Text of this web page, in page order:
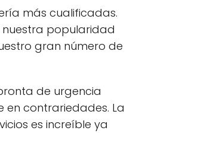
más cualificadas.
popularidad
gran número de
de urgencia
contrariedades. La
es increíble ya